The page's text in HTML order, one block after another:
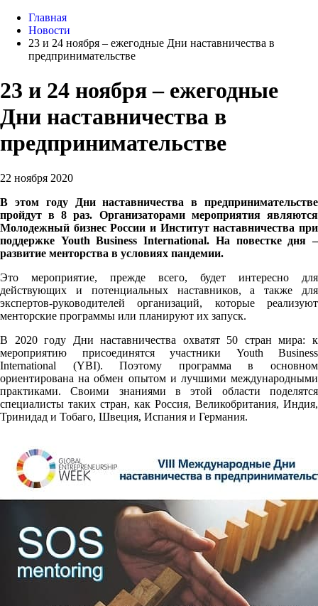
Главная
Новости
23 и 24 ноября – ежегодные Дни наставничества в
предпринимательстве
23 и 24 ноября – ежегодные
Дни наставничества в
предпринимательстве
22 ноября 2020
В этом году Дни наставничества в предпринимательстве
пройдут в 8 раз. Организаторами мероприятия являются
Молодежный бизнес России и Институт наставничества при
поддержке Youth Business International. На повестке дня –
развитие менторства в условиях пандемии.
Это мероприятие, прежде всего, будет интересно для
действующих и потенциальных наставников, а также для
экспертов-руководителей организаций, которые реализуют
менторские программы или планируют их запуск.
В 2020 году Дни наставничества охватят 50 стран мира: к
мероприятию присоединятся участники Youth Business
International (YBI). Поэтому программа в основном
ориентирована на обмен опытом и лучшими международными
практиками. Своими знаниями в этой области поделятся
специалисты таких стран, как Россия, Великобритания, Индия,
Тринидад и Тобаго, Швеция, Испания и Германия.